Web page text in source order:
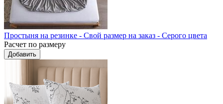
Простыня на резинке - Свой размер на заказ - Серого цвета
Расчет по размеру
Добавить